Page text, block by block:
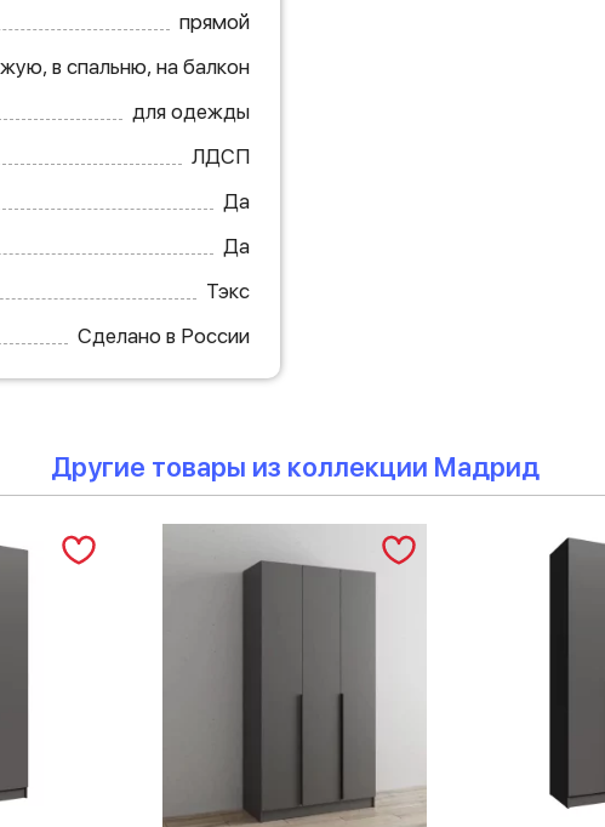
прямой
в спальню, на балкон
для одежды
ЛДСП
Да
Да
Тэкс
Сделано в России
Другие товары из коллекции Мадрид